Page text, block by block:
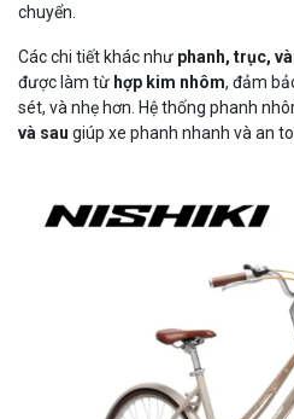
chuyển.
Các chi tiết khác như phanh, trục,
được làm từ hợp kim nhôm, đảm
sét, và nhẹ hơn. Hệ thống phanh
và sau giúp xe phanh nhanh và an